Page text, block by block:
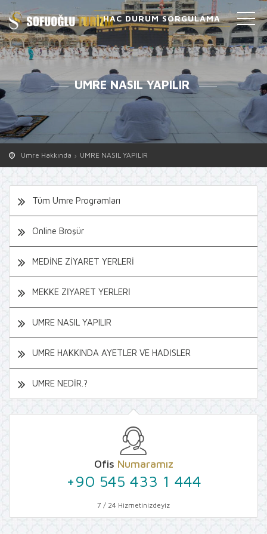
HAC DURUM SORGULAMA
UMRE NASIL YAPILIR
Umre Hakkında UMRE NASIL YAPILIR
Tüm Umre Programları
Online Broşür
MEDİNE ZİYARET YERLERİ
MEKKE ZİYARET YERLERİ
UMRE NASIL YAPILIR
UMRE HAKKINDA AYETLER VE HADİSLER
UMRE NEDİR.?
Ofis Numaramız
+90 545 433 1 444
7 / 24 Hizmetinizdeyiz